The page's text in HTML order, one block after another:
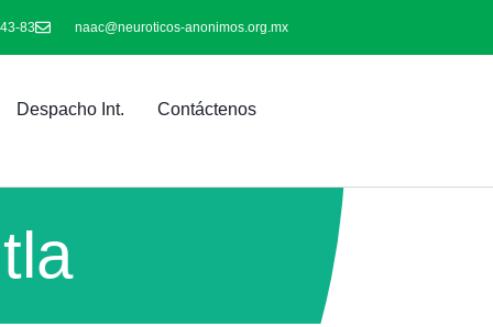
83 naac@neuroticos-anonimos.org.mx
Despacho Int. Contáctenos